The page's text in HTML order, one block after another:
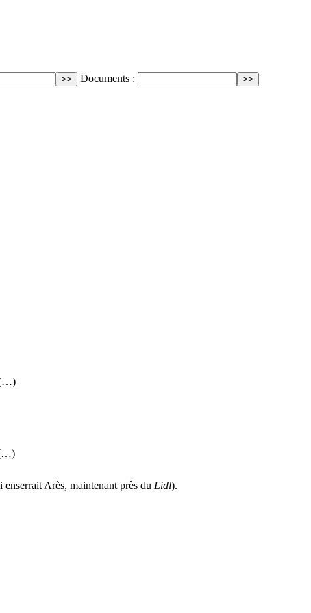
Documents :
(…)
(…)
Arès, maintenant près du Lidl).